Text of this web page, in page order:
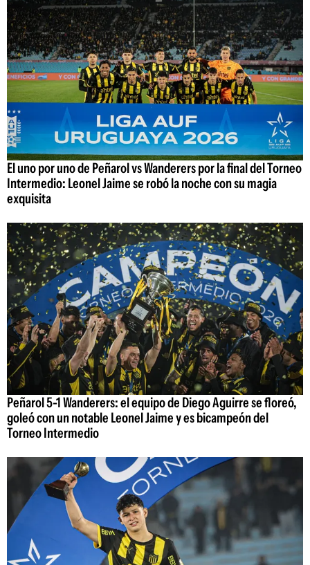
El uno por uno de Peñarol vs Wanderers por la final del Torneo
Intermedio: Leonel Jaime se robó la noche con su magia
exquisita
Peñarol 5-1 Wanderers: el equipo de Diego Aguirre se floreó,
goleó con un notable Leonel Jaime y es bicampeón del
Torneo Intermedio